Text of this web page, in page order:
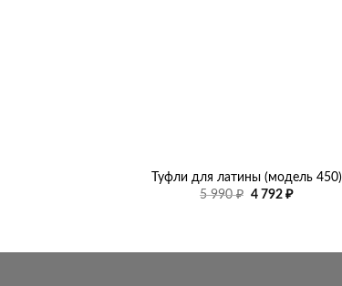
Туфли для латины (модель 450)
5 990₽ Первоначальная
4 792₽Текущая